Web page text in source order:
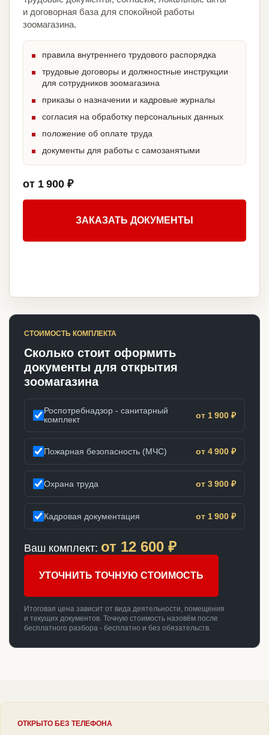
и договорная база для спокойной работы
зоомагазина.
правила внутреннего трудового распорядка
трудовые договоры и должностные инструкции
для сотрудников зоомагазина
приказы о назначении и кадровые журналы
согласия на обработку персональных данных
положение об оплате труда
документы для работы с самозанятыми
от 1 900 ₽
ЗАКАЗАТЬ ДОКУМЕНТЫ
СТОИМОСТЬ КОМПЛЕКТА
Сколько стоит оформить
документы для открытия
зоомагазина
Роспотребнадзор - санитарный
комплект
от 1 900 ₽
Пожарная безопасность (МЧС) от 4 900 ₽
Охрана труда от 3 900 ₽
Кадровая документация от 1 900 ₽
Ваш комплект: от 12 600 ₽
УТОЧНИТЬ ТОЧНУЮ СТОИМОСТЬ
Итоговая цена зависит от вида деятельности, помещения
и текущих документов. Точную стоимость назовём после
бесплатного разбора - бесплатно и без обязательств.
ОТКРЫТО БЕЗ ТЕЛЕФОНА